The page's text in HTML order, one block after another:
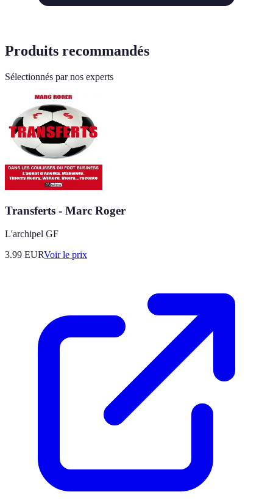
Produits recommandés
Sélectionnés par nos experts
Transferts - Marc Roger
L'archipel GF
3.99 EURVoir le prix